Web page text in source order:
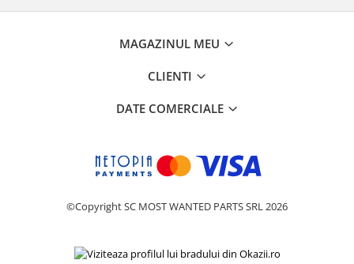
MAGAZINUL MEU
CLIENTI
DATE COMERCIALE
©Copyright SC MOST WANTED PARTS SRL 2026